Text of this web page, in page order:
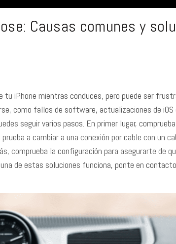
Causas comunes y
tu iPhone mientras conduces, pero puede ser
como fallos de software, actualizaciones de
seguir varios pasos. En primer lugar,
a cambiar a una conexión por cable con un
comprueba la configuración para asegurarte de
de estas soluciones funciona, ponte en